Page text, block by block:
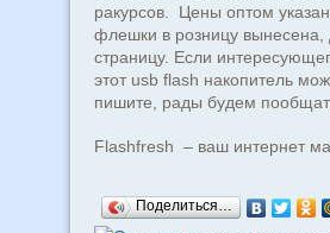
ракурсов. Цены оптом
флешки в розницу вынесена,
страницу. Если
этот usb flash накопитель
пишите, рады будем
Flashfresh – ваш интернет
Поделиться…